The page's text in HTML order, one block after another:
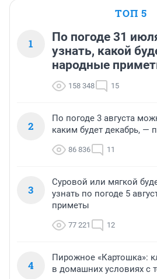
ТОП 5
1
По погоде 31
узнать, какой
народные
158 348 15
2
По погоде 3 августа
каким будет декабрь, —
86 836 11
3
Суровой или мягкой
узнать по погоде 5
приметы
77 221 12
4
Пирожное «Картошка»:
в домашних условиях с